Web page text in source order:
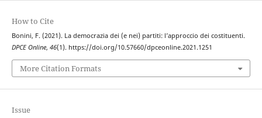
How to Cite
Bonini, F. (2021). La democrazia dei (e nei) partiti: l’approccio dei costituenti.
DPCE Online, 46(1). https://doi.org/10.57660/dpceonline.2021.1251
More Citation Formats
Issue